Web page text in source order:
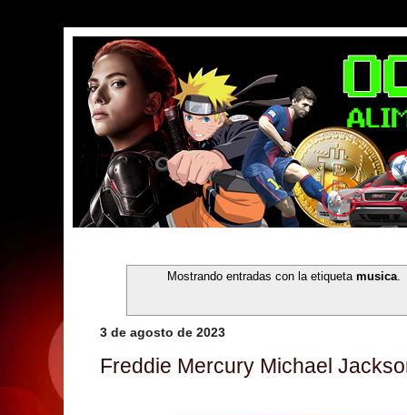
Mostrando entradas con la etiquetamusica
3 de agosto de 2023
Freddie Mercury Michael